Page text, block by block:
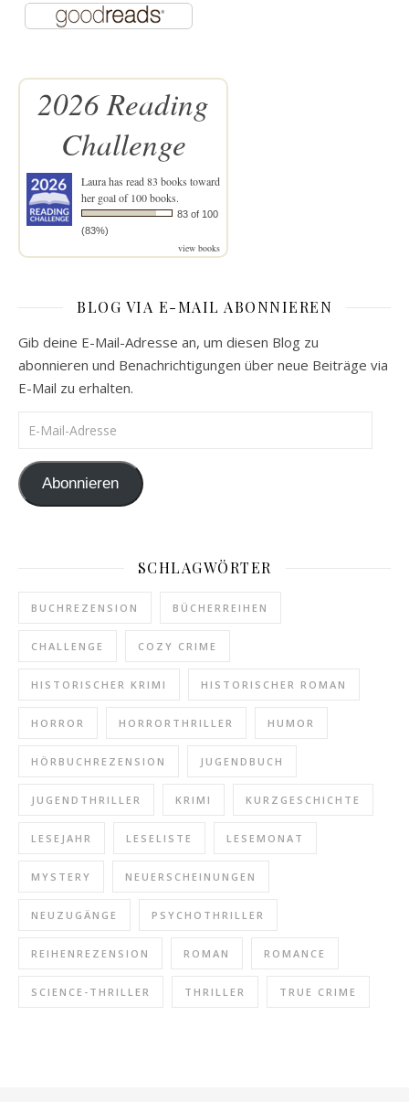
2026 Reading
Challenge
Laurahas read 83 books toward
her goal of 100 books.
83 of 100
(83%)
view books
BLOG VIA E-MAIL ABONNIEREN
Gib deine E-Mail-Adresse an, um diesen Blog zu
abonnieren und Benachrichtigungen über neue Beiträge via
E-Mail zu erhalten.
E-Mail-Adresse
Abonnieren
SCHLAGWÖRTER
BUCHREZENSION BÜCHERREIHEN
CHALLENGE COZY CRIME
HISTORISCHER KRIMI HISTORISCHER ROMAN
HORROR HORRORTHRILLER HUMOR
HÖRBUCHREZENSION JUGENDBUCH
JUGENDTHRILLER KRIMI KURZGESCHICHTE
LESEJAHR LESELISTE LESEMONAT
MYSTERY NEUERSCHEINUNGEN
NEUZUGÄNGE PSYCHOTHRILLER
REIHENREZENSION ROMAN ROMANCE
SCIENCE-THRILLER THRILLER TRUE CRIME